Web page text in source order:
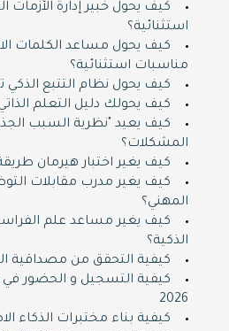
كيف يحول خبير إدارة الأزمات
استثنائية؟
كيف يحول مساعد الكلمات
مناسبات استثنائية؟
كيف يحول نظام التتبع الذكي
كيف يحولك دليل التعلم
كيف يعيد "نظرية السبب
المشكلات؟
كيف يغير اختبار هيرمان
كيف يغير مدرب مقابلات
المهني؟
كيف يغير مساعد علم
الذكية؟
كيفية التحقق من مصداقية
كيفية التسجيل و الحضور
2026
كيفية بناء مختبرات الذكاء